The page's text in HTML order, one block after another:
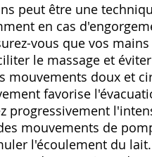
peut être une
en cas
vous que vos
le massage et
mouvements doux et
favorise
progressivement
mouvements de
l'écoulement du